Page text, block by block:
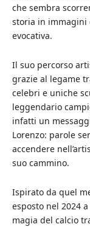
che sembra
storia in immagini
evocativa.
Il suo percorso
grazie al legame
celebri e uniche
leggendario
infatti un
Lorenzo: parole
accendere
suo cammino.
Ispirato da quel
esposto nel 2024
magia del calcio